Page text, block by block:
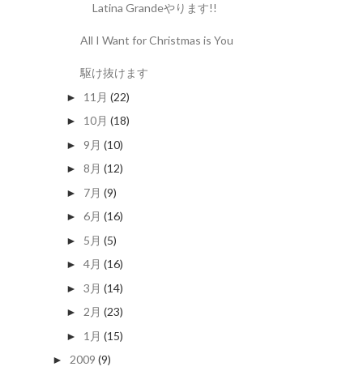
Latina Grandeやります!!
All I Want for Christmas is You
駆け抜けます
► 11月 (22)
► 10月 (18)
► 9月 (10)
► 8月 (12)
► 7月 (9)
► 6月 (16)
► 5月 (5)
► 4月 (16)
► 3月 (14)
► 2月 (23)
► 1月 (15)
► 2009 (9)